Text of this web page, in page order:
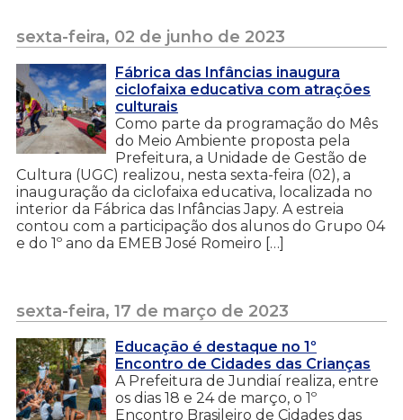
sexta-feira, 02 de junho de 2023
Fábrica das Infâncias inaugura
ciclofaixa educativa com atrações
culturais
Como parte da programação do Mês
do Meio Ambiente proposta pela
Prefeitura, a Unidade de Gestão de
Cultura (UGC) realizou, nesta sexta-feira (02), a
inauguração da ciclofaixa educativa, localizada no
interior da Fábrica das Infâncias Japy. A estreia
contou com a participação dos alunos do Grupo 04
e do 1º ano da EMEB José Romeiro […]
sexta-feira, 17 de março de 2023
Educação é destaque no 1º
Encontro de Cidades das Crianças
A Prefeitura de Jundiaí realiza, entre
os dias 18 e 24 de março, o 1º
Encontro Brasileiro de Cidades das